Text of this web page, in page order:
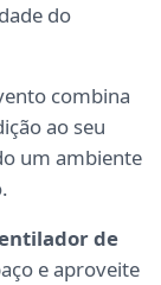
do
combina
ao seu
um ambiente
de
e aproveite